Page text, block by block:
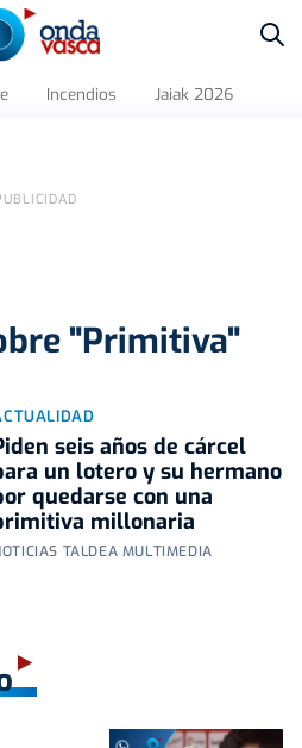
Incendios Jaiak 2026
"Primitiva"
seis años de cárcel
un lotero y su hermano
quedarse con una
millonaria
TALDEA MULTIMEDIA